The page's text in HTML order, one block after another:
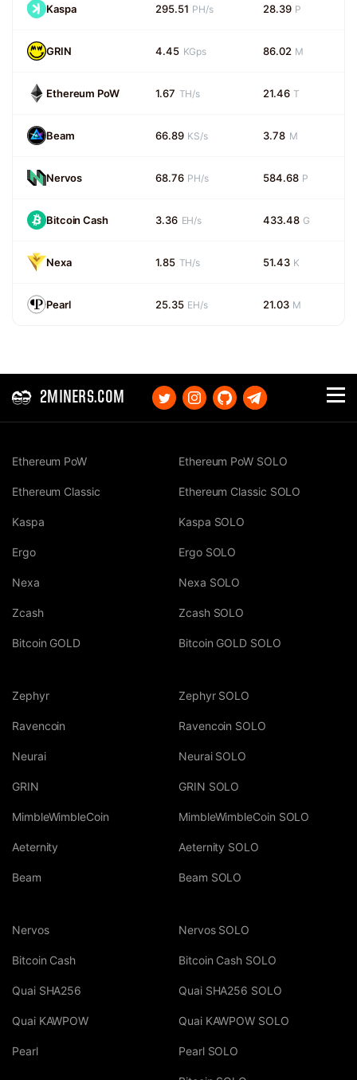
Kaspa 295.51 PH/s 28.39 P
GRIN 4.45 KGps 86.02 M
Ethereum PoW 1.67 TH/s 21.46 T
Beam 66.89 KS/s 3.78 M
Nervos 68.76 PH/s 584.68 P
Bitcoin Cash 3.36 EH/s 433.48 G
Nexa 1.85 TH/s 51.43 K
Pearl 25.35 EH/s 21.03 M
2MINERS.COM
Ethereum PoW
Ethereum Classic
Kaspa
Ergo
Nexa
Zcash
Bitcoin GOLD
Ethereum PoW SOLO
Ethereum Classic SOLO
Kaspa SOLO
Ergo SOLO
Nexa SOLO
Zcash SOLO
Bitcoin GOLD SOLO
Zephyr
Ravencoin
Neurai
GRIN
MimbleWimbleCoin
Aeternity
Beam
Zephyr SOLO
Ravencoin SOLO
Neurai SOLO
GRIN SOLO
MimbleWimbleCoin SOLO
Aeternity SOLO
Beam SOLO
Nervos
Bitcoin Cash
Quai SHA256
Quai KAWPOW
Pearl
Nervos SOLO
Bitcoin Cash SOLO
Quai SHA256 SOLO
Quai KAWPOW SOLO
Pearl SOLO